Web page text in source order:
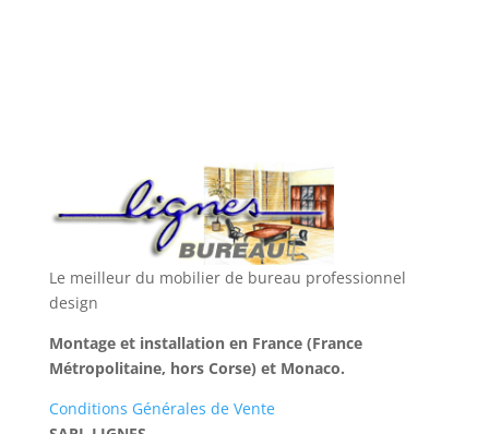
Le meilleur du mobilier de bureau professionnel
design
Montage et installation en France (France
Métropolitaine, hors Corse) et Monaco.
Conditions Générales de Vente